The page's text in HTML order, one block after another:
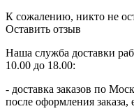
К сожалению, никто не
Оставить отзыв
Наша служба доставки
10.00 до 18.00:
- доставка заказов по
после оформления